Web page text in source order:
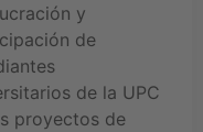
y
de
de la UPC
proyectos de